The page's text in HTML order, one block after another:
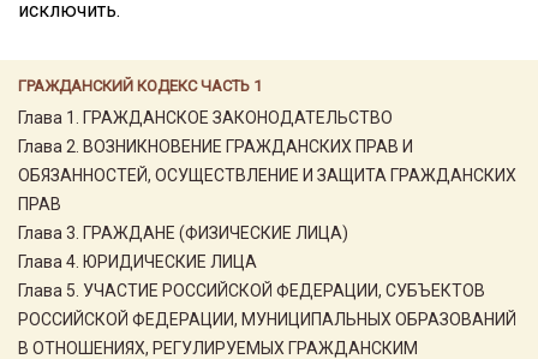
ГРАЖДАНСКИЙ КОДЕКС ЧАСТЬ 1
Глава 1. ГРАЖДАНСКОЕ ЗАКОНОДАТЕЛЬСТВО
Глава 2. ВОЗНИКНОВЕНИЕ ГРАЖДАНСКИХ ПРАВ И
ОБЯЗАННОСТЕЙ, ОСУЩЕСТВЛЕНИЕ И ЗАЩИТА ГРАЖДАНСКИХ
ПРАВ
Глава 3. ГРАЖДАНЕ (ФИЗИЧЕСКИЕ ЛИЦА)
Глава 4. ЮРИДИЧЕСКИЕ ЛИЦА
Глава 5. УЧАСТИЕ РОССИЙСКОЙ ФЕДЕРАЦИИ, СУБЪЕКТОВ
РОССИЙСКОЙ ФЕДЕРАЦИИ, МУНИЦИПАЛЬНЫХ ОБРАЗОВАНИЙ
В ОТНОШЕНИЯХ, РЕГУЛИРУЕМЫХ ГРАЖДАНСКИМ
исключить.